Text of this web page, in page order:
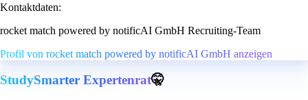
Kontaktdaten:
rocket match powered by notificAI GmbH Recruiting-Team
Profil von rocket match powered by notificAI GmbH anzeigen
StudySmarter Expertenrat🤫